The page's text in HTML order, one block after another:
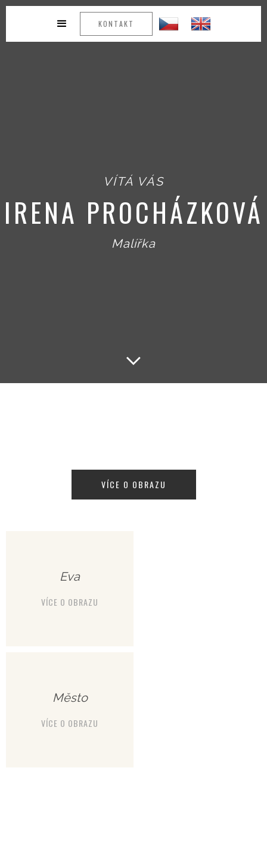
KONTAKT
VÍTÁ VÁS
IRENA PROCHÁZKOVÁ
Malířka
Město
VÍCE O OBRAZU
Eva
VÍCE O OBRAZU
VÍCE O OBRAZU